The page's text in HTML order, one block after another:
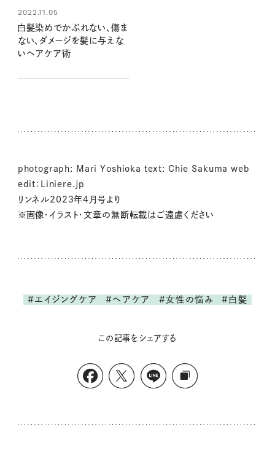
2022.11.05
白髪染めでかぶれない、傷ま
ない、ダメージを髪に与えな
いヘアケア術
photograph: Mari Yoshioka text: Chie Sakuma web
edit：Liniere.jp
リンネル2023年4月号より
※画像・イラスト・文章の無断転載はご遠慮ください
#エイジングケア #ヘアケア #女性の悩み #白髪
この記事をシェアする